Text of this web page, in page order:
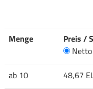
Menge
Preis /
Netto
ab 10
48,67